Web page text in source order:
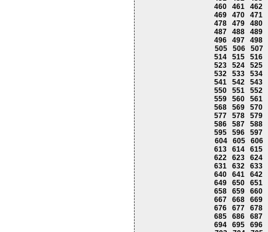
460
461
462
469
470
471
478
479
480
487
488
489
496
497
498
505
506
507
514
515
516
523
524
525
532
533
534
541
542
543
550
551
552
559
560
561
568
569
570
577
578
579
586
587
588
595
596
597
604
605
606
613
614
615
622
623
624
631
632
633
640
641
642
649
650
651
658
659
660
667
668
669
676
677
678
685
686
687
694
695
696